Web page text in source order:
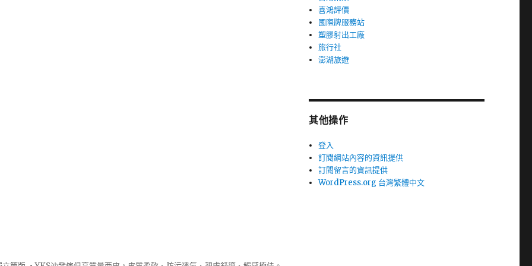
喜鴻評價
國際牌服務站
塑膠射出工廠
旅行社
澎湖旅遊
其他操作
登入
訂閱網站內容的資訊提供
訂閱留言的資訊提供
WordPress.org 台灣繁體中文